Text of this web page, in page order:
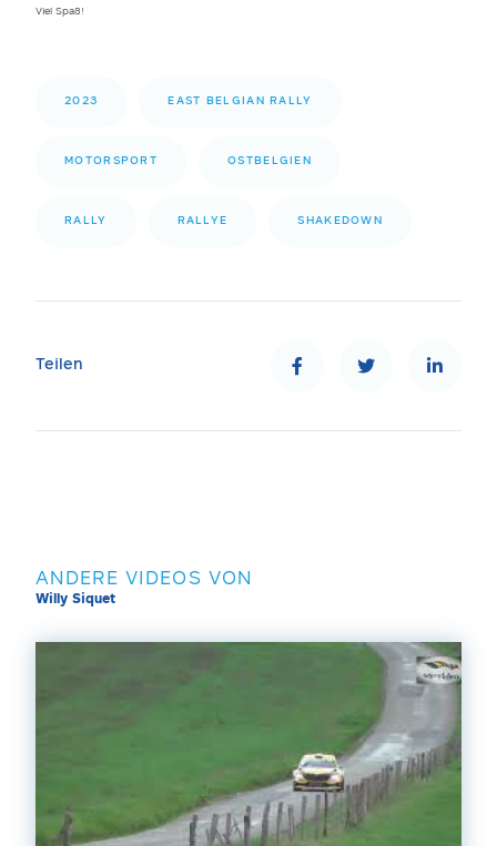
Viel Spaß!
2023 EAST BELGIAN RALLY
MOTORSPORT OSTBELGIEN
RALLY RALLYE SHAKEDOWN
Teilen
ANDERE VIDEOS VON
Willy Siquet